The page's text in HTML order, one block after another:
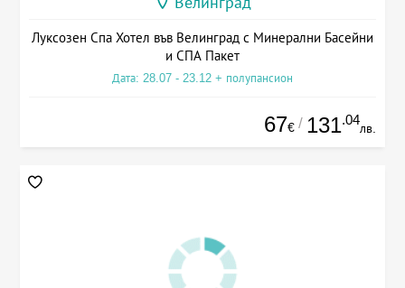
Луксозен Спа Хотел във Велинград с Минерални Басейни
и СПА Пакет
Дата: 28.07 - 23.12 + полупансион
67€ / 131.04
лв.